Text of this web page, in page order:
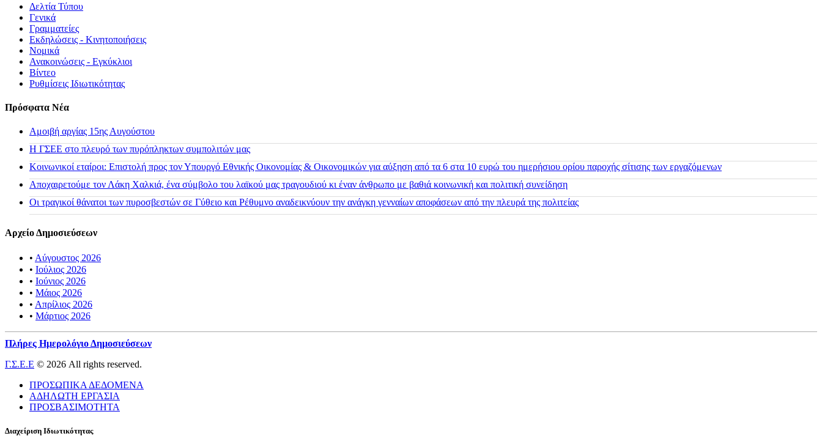
Δελτία Τύπου
Γενικά
Γραμματείες
Εκδηλώσεις - Κινητοποιήσεις
Νομικά
Ανακοινώσεις - Εγκύκλιοι
Βίντεο
Ρυθμίσεις Ιδιωτικότητας
Πρόσφατα Νέα
Αμοιβή αργίας 15ης Αυγούστου
H ΓΣΕΕ στο πλευρό των πυρόπληκτων συμπολιτών μας
Κοινωνικοί εταίροι: Επιστολή προς τον Υπουργό Εθνικής Οικονομίας & Οικονομικών για αύξηση από τα 6 στα 10 ευρώ του ημερήσιου ορίου παροχής σίτισης των εργαζόμενων
Αποχαιρετούμε τον Λάκη Χαλκιά, ένα σύμβολο του λαϊκού μας τραγουδιού κι έναν άνθρωπο με βαθιά κοινωνική και πολιτική συνείδηση
Οι τραγικοί θάνατοι των πυροσβεστών σε Γύθειο και Ρέθυμνο αναδεικνύουν την ανάγκη γενναίων αποφάσεων από την πλευρά της πολιτείας
Αρχείο Δημοσιεύσεων
• Αύγουστος 2026
• Ιούλιος 2026
• Ιούνιος 2026
• Μάιος 2026
• Απρίλιος 2026
• Μάρτιος 2026
Πλήρες Ημερολόγιο Δημοσιεύσεων
Γ.Σ.Ε.Ε © 2026 All rights reserved.
ΠΡΟΣΩΠΙΚΑ ΔΕΔΟΜΕΝΑ
ΑΔΗΛΩΤΗ ΕΡΓΑΣΙΑ
ΠΡΟΣΒΑΣΙΜΟΤΗΤΑ
Διαχείριση Ιδιωτικότητας